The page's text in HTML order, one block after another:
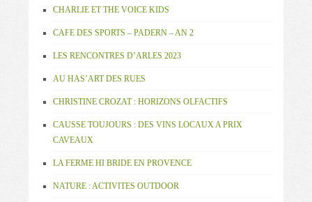
CHARLIE ET THE VOICE KIDS
CAFE DES SPORTS – PADERN – AN 2
LES RENCONTRES D’ARLES 2023
AU HAS’ART DES RUES
CHRISTINE CROZAT : HORIZONS OLFACTIFS
CAUSSE TOUJOURS : DES VINS LOCAUX A PRIX
CAVEAUX
LA FERME HI BRIDE EN PROVENCE
NATURE : ACTIVITES OUTDOOR